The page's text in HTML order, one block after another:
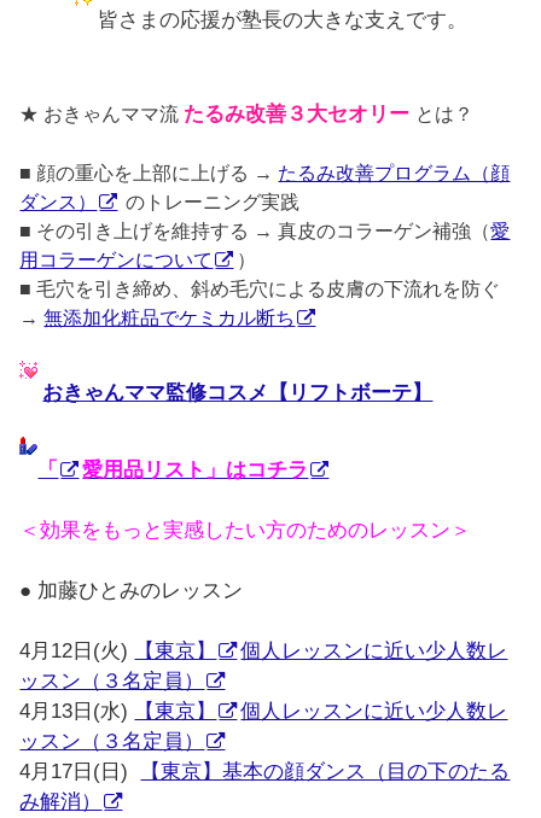
皆さまの応援が塾長の大きな支えです。
★ おきゃんママ流 たるみ改善３大セオリー とは？
■ 顔の重心を上部に上げる → たるみ改善プログラム（顔
ダンス）
のトレーニング実践
■ その引き上げを維持する → 真皮のコラーゲン補強（愛
用コラーゲンについて
）
■ 毛穴を引き締め、斜め毛穴による皮膚の下流れを防ぐ
→無添加化粧品でケミカル断ち
おきゃんママ監修コスメ【リフトボーテ】
「 愛用品リスト」はコチラ
＜効果をもっと実感したい方のためのレッスン＞
● 加藤ひとみのレッスン
4月12日(火) 【東京】
個人レッスンに近い少人数レ
ッスン（３名定員）
4月13日(水)
【東京】
個人レッスンに近い少人数レ
ッスン（３名定員）
4月17日(日)
【東京】基本の顔ダンス（目の下のたる
み解消）